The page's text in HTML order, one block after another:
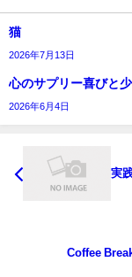
猫
2026年7月13日
心のサプリー喜びと
2026年6月4日
Coffee